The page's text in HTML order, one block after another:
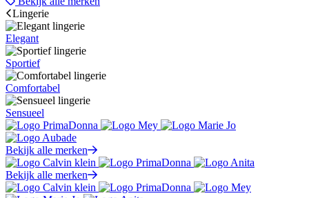
Lingerie
Elegant
Sportief
Comfortabel
Sensueel
Bekijk alle merken
Bekijk alle merken